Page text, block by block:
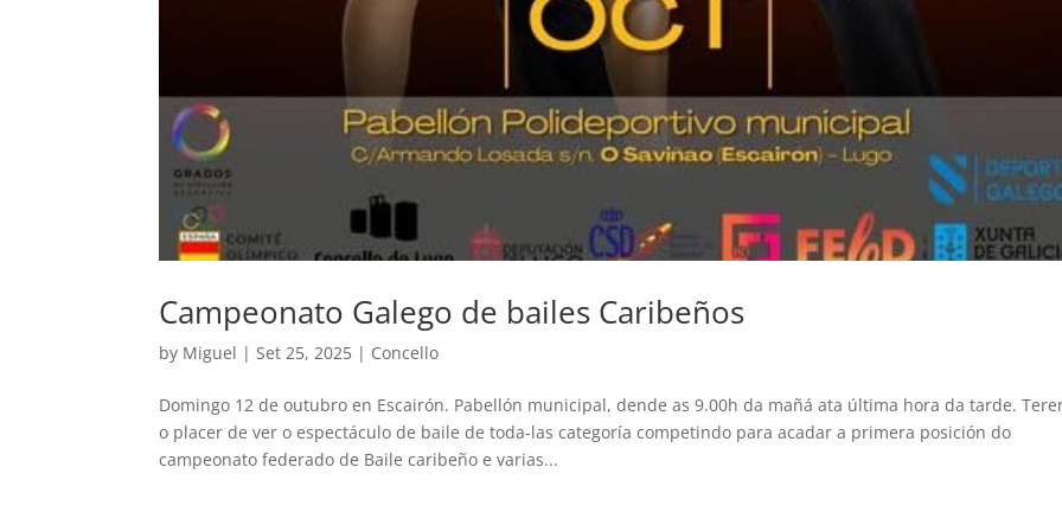
Campeonato Galego de bailes Caribeños
by Miguel |Set 25, 2025 | Concello
Domingo 12 de outubro en Escairón. Pabellón municipal, dende as 9.00h da mañá ata última hora da tarde.
o placer de ver o espectáculo de baile de toda-las categoría competindo para acadar a primera posición do
campeonato federado de Baile caribeño e varias...